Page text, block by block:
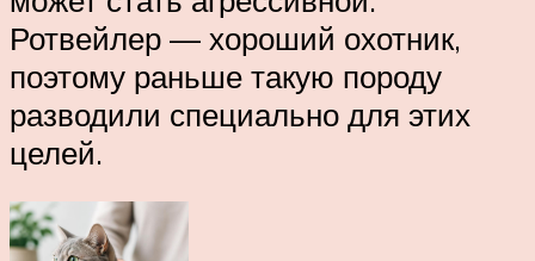
Ротвейлер — хороший охотник,
поэтому раньше такую породу
разводили специально для этих
целей.